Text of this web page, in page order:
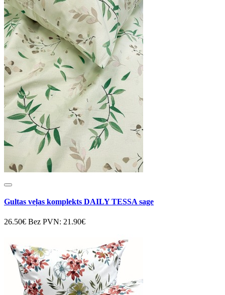
Gultas veļas komplekts DAILY TESSA sage
26.50€ Bez PVN: 21.90€